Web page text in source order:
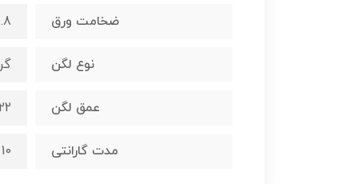
ضخامت ورق 0.8
نوع لگن
عمق لگن 22
مدت گارانتی 10 سال